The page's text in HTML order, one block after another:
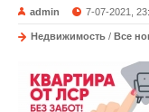
admin 7-07-2021,
Недвижимость / Все